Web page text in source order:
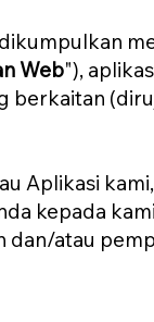
Web"),
berkaitan
Aplikasi
kepada
atau